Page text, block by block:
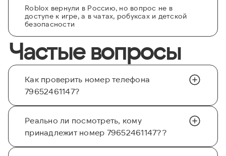
Roblox вернули в Россию, но вопрос не в
доступе к игре, а в чатах, робуксах и детской
безопасности
Частые вопросы
Как проверить номер телефона
79652461147?
Реально ли посмотреть, кому
принадлежит номер 79652461147??